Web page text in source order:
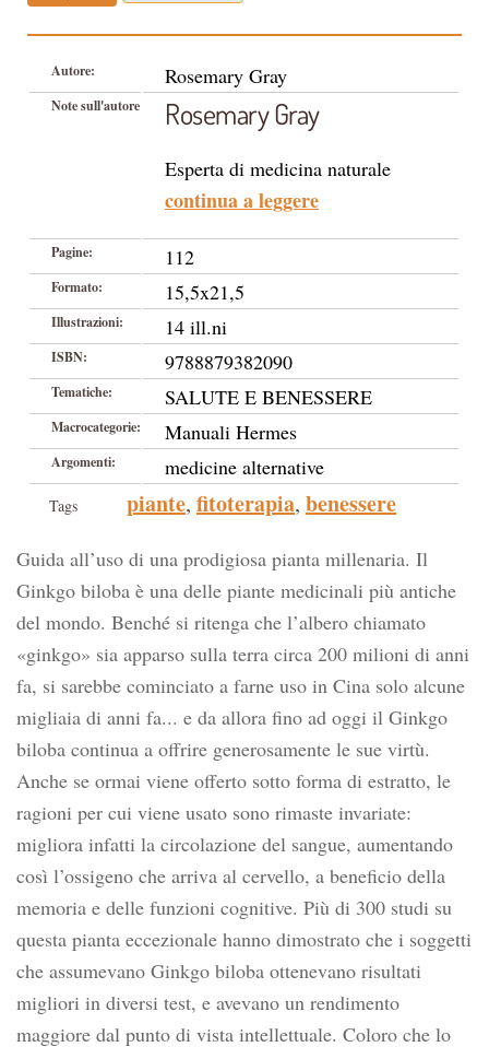
Autore: Rosemary Gray
Note sull'autore Rosemary Gray
Esperta di medicina naturale
continua a leggere
Pagine: 112
Formato: 15,5x21,5
Illustrazioni: 14 ill.ni
ISBN: 9788879382090
Tematiche: SALUTE E BENESSERE
Macrocategorie: Manuali Hermes
Argomenti: medicine alternative
Tags piante, fitoterapia, benessere
Guida all’uso di una prodigiosa pianta millenaria. Il
Ginkgo biloba è una delle piante medicinali più antiche
del mondo. Benché si ritenga che l’albero chiamato
«ginkgo» sia apparso sulla terra circa 200 milioni di anni
fa, si sarebbe cominciato a farne uso in Cina solo alcune
migliaia di anni fa... e da allora fino ad oggi il Ginkgo
biloba continua a offrire generosamente le sue virtù.
Anche se ormai viene offerto sotto forma di estratto, le
ragioni per cui viene usato sono rimaste invariate:
migliora infatti la circolazione del sangue, aumentando
così l’ossigeno che arriva al cervello, a beneficio della
memoria e delle funzioni cognitive. Più di 300 studi su
questa pianta eccezionale hanno dimostrato che i soggetti
che assumevano Ginkgo biloba ottenevano risultati
migliori in diversi test, e avevano un rendimento
maggiore dal punto di vista intellettuale. Coloro che lo